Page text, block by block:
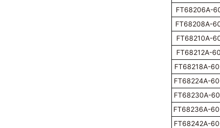
FT68206A-
FT68208A-
FT68210A-
FT68212A-
FT68218A-
FT68224A-
FT68230A-
FT68236A-
FT68242A-